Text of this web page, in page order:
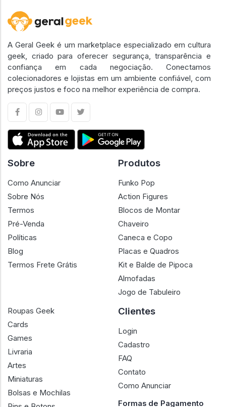
A Geral Geek é um marketplace especializado em cultura
geek, criado para oferecer segurança, transparência e
confiança em cada negociação. Conectamos
colecionadores e lojistas em um ambiente confiável, com
preços justos e foco na melhor experiência de compra.
Sobre
Como Anunciar
Sobre Nós
Termos
Pré-Venda
Políticas
Blog
Termos Frete Grátis
Produtos
Funko Pop
Action Figures
Blocos de Montar
Chaveiro
Caneca e Copo
Placas e Quadros
Kit e Balde de Pipoca
Almofadas
Jogo de Tabuleiro
Roupas Geek
Cards
Games
Livraria
Artes
Miniaturas
Bolsas e Mochilas
Clientes
Login
Cadastro
FAQ
Contato
Como Anunciar
Formas de Pagamento